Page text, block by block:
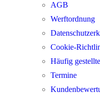
AGB
Werftordnung
Cookie-
Häufig
Termine